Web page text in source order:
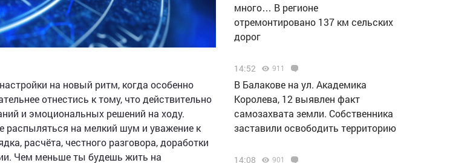
на новый ритм, когда особенно
отнестись к тому, что действительно
и эмоциональных решений на ходу.
распыляться на мелкий шум и уважение к
расчёта, честного разговора, доработки
Чем меньше ты будешь жить на
много… В регионе
отремонтировано 137 км сельских
дорог
14:52 911
В Балакове на ул. Академика
Королева, 12 выявлен факт
самозахвата земли. Собственника
заставили освободить территорию
14:08 901